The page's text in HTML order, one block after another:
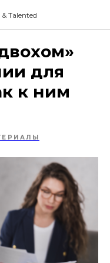
Talented
для
к ним